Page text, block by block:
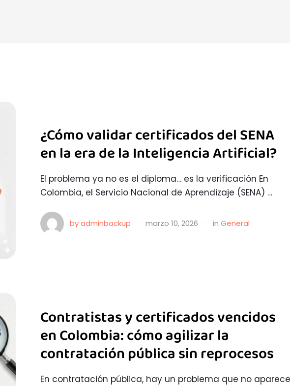
¿Cómo validar certificados del SENA
en la era de la Inteligencia Artificial?
El problema ya no es el diploma… es la verificación En
Colombia, el Servicio Nacional de Aprendizaje (SENA) …
by adminbackup · marzo 10, 2026 · in General
Contratistas y certificados vencidos
en Colombia: cómo agilizar la
contratación pública sin reprocesos
En contratación pública, hay un problema que no aparece